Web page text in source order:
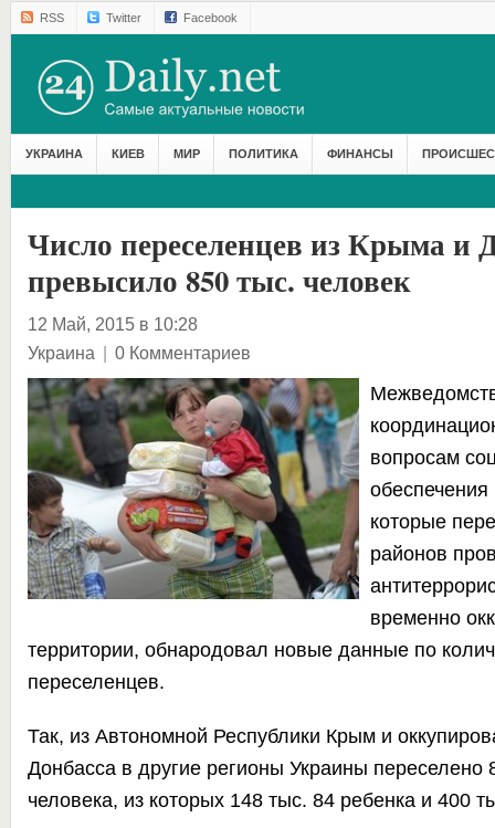
RSS Twitter Facebook
УКРАИНА КИЕВ МИР ПОЛИТИКА ФИНАНСЫ
Число переселенцев из Крыма и
превысило 850 тыс. человек
12 Май, 2015 в 10:28
Украина | 0 Комментариев
вопросам
которые
районов
временно
территории, обнародовал новые данные по
переселенцев.
Так, из Автономной Республики Крым и
Донбасса в другие регионы Украины переселено
человека, из которых 148 тыс. 84 ребенка и 400